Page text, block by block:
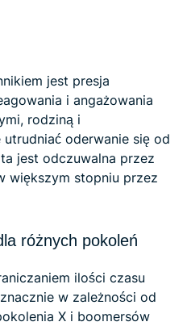
jest presja
i angażowania
rodziną i
oderwanie się od
jest odczuwalna przez
większym stopniu przez
różnych pokoleń
ilości czasu
w zależności od
X i boomersów